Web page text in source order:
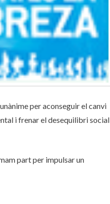
per aconseguir el canvi
i frenar el desequilibri social
part per impulsar un